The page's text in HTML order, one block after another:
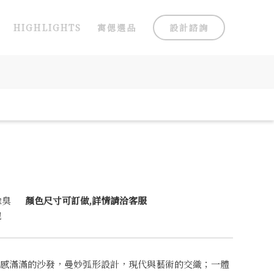
HIGHLIGHTS 寓偲選品 設計諮詢
顏色尺寸可訂做,詳情請洽客服
滿滿的沙發，曼妙弧形設計，現代與藝術的交織；一體